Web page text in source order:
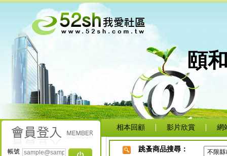
頤
帳號
相本回顧 影片欣賞 網
跳蚤商品搜尋：